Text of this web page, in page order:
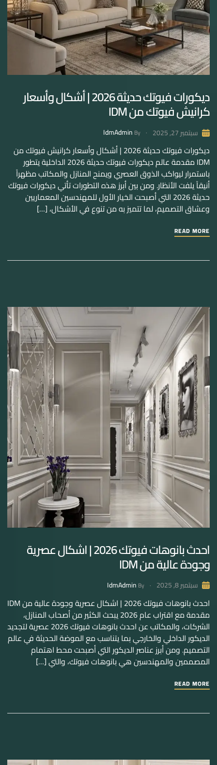
ديكورات فيوتك حديثة 2026 | أشكال وأسعار
كرانيش فيوتك من IDM
سبتمبر 27, 2025 By
IdmAdmin
ديكورات فيوتك حديثة 2026 | أشكال وأسعار كرانيش فيوتك من
IDM مقدمة عالم ديكورات فيوتك حديثة 2026 الداخلية يتطور
باستمرار ليواكب الذوق العصري ويمنح المنازل والمكاتب مظهراً
أنيقاً يلفت الأنظار. ومن بين أبرز هذه التطورات تأتي ديكورات فيوتك
حديثة 2026 التي أصبحت الخيار الأول للمهندسين المعماريين
وعشاق التصميم، لما تتميز به من تنوع في الأشكال، […]
READ MORE
احدث بانوهات فيوتك 2026 | اشكال عصرية
وجودة عالية من IDM
سبتمبر 8, 2025 By
IdmAdmin
احدث بانوهات فيوتك 2026 | اشكال عصرية وجودة عالية من IDM
مقدمة مع اقتراب عام 2026 يبحث الكثير من أصحاب المنازل،
الشركات، والمكاتب عن احدث بانوهات فيوتك 2026 عصرية لتجديد
الديكور الداخلي والخارجي بما يتناسب مع الموضة الحديثة في عالم
التصميم. ومن أبرز عناصر الديكور التي أصبحت محط اهتمام
المصممين والمهندسين هي بانوهات فيوتك، والتي […]
READ MORE